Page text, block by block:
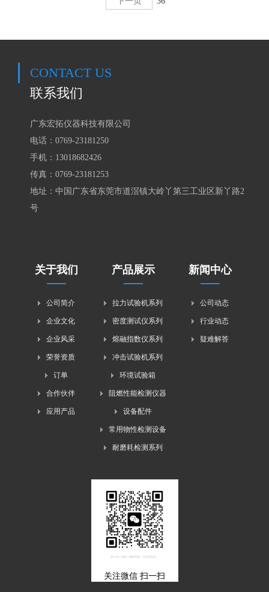
CONTACT US
联系我们
广东宏拓仪器科技有限公司
电话：0769-23181250
手机： 13018682426
传真：0769-23181253
地址：中国广东省东莞市道滘镇大岭丫第三工业区新丫路2
号
关于我们
公司简介
企业文化
企业风采
荣誉资质
订单
合作伙伴
应用产品
产品展示
拉力试验机系列
密度测试仪系列
熔融指数仪系列
冲击试验机系列
环境试验箱
阻燃性能检测仪器
设备配件
常用物性检测设备
耐磨耗检测系列
新闻中心
公司动态
行业动态
疑难解答
关注微信 扫一扫